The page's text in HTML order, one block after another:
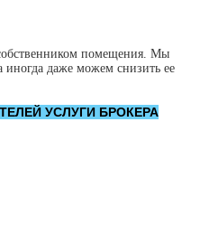
помещения. Мы
иногда даже можем снизить ее
УСЛУГИ БРОКЕРА